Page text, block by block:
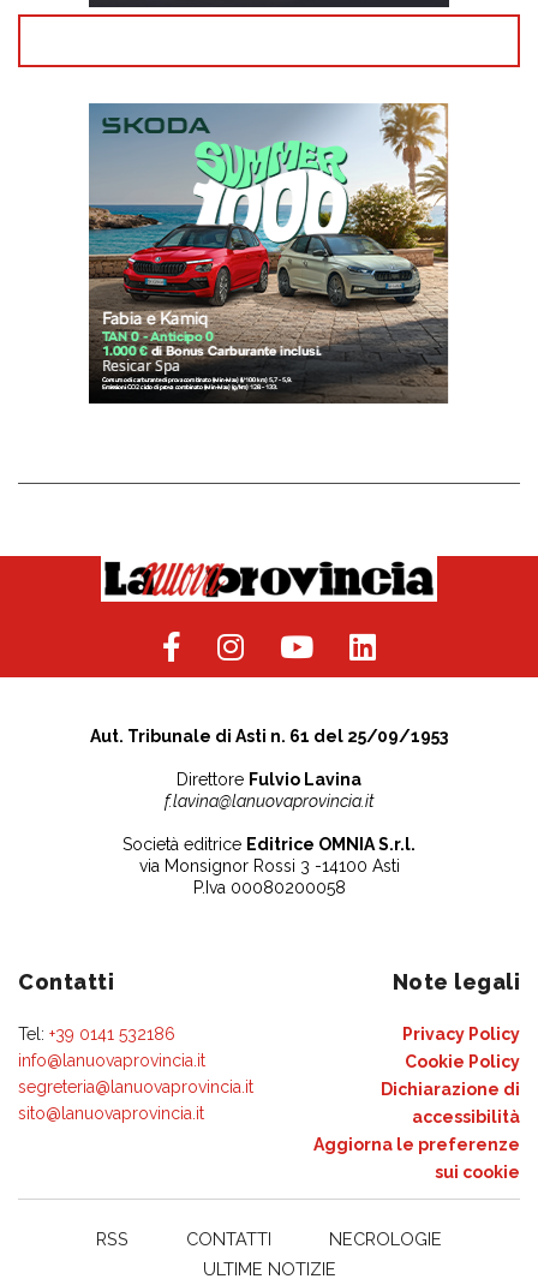
Aut. Tribunale di Asti n. 61 del 25/09/1953
Direttore Fulvio Lavina
f.lavina@lanuovaprovincia.it
Società editrice Editrice OMNIA S.r.l.
via Monsignor Rossi 3 -14100 Asti
P.Iva 00080200058
Contatti
Tel: +39 0141 532186
info@lanuovaprovincia.it
segreteria@lanuovaprovincia.it
sito@lanuovaprovincia.it
Note legali
Privacy Policy
Cookie Policy
Dichiarazione di
accessibilità
Aggiorna le preferenze
sui cookie
RSS CONTATTI
NECROLOGIE
ULTIME NOTIZIE